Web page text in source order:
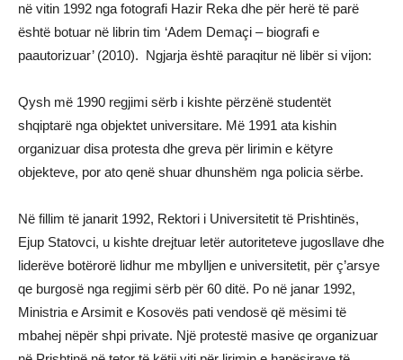
në vitin 1992 nga fotografi Hazir Reka dhe për herë të parë
është botuar në librin tim ‘Adem Demaçi – biografi e
paautorizuar’ (2010). Ngjarja është paraqitur në libër si vijon:
Qysh më 1990 regjimi sërb i kishte përzënë studentët
shqiptarë nga objektet universitare. Më 1991 ata kishin
organizuar disa protesta dhe greva për lirimin e këtyre
objekteve, por ato qenë shuar dhunshëm nga policia sërbe.
Në fillim të janarit 1992, Rektori i Universitetit të Prishtinës,
Ejup Statovci, u kishte drejtuar letër autoriteteve jugosllave dhe
liderëve botërorë lidhur me mbylljen e universitetit, për ç’arsye
qe burgosë nga regjimi sërb për 60 ditë. Po në janar 1992,
Ministria e Arsimit e Kosovës pati vendosë që mësimi të
mbahej nëpër shpi private. Një protestë masive qe organizuar